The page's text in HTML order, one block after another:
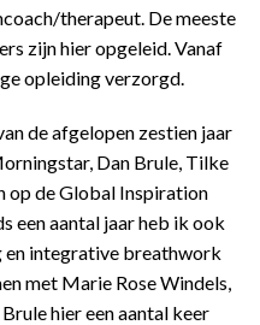
therapeut. De meeste
zijn hier opgeleid. Vanaf
opleiding verzorgd.
de afgelopen zestien jaar
Dan Brule, Tilke
op de Global Inspiration
een aantal jaar heb ik ook
integrative breathwork
met Marie Rose Windels,
hier een aantal keer